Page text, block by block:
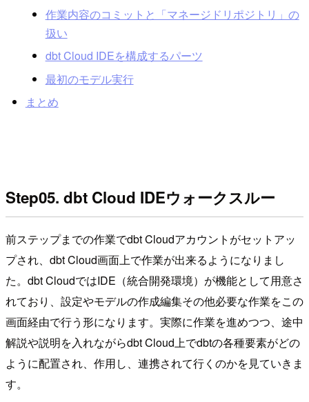
作業内容のコミットと「マネージドリポジトリ」の
扱い
dbt Cloud IDEを構成するパーツ
最初のモデル実行
まとめ
Step05. dbt Cloud IDEウォークスルー
前ステップまでの作業でdbt Cloudアカウントがセットアッ
プされ、dbt Cloud画面上で作業が出来るようになりまし
た。dbt CloudではIDE（統合開発環境）が機能として用意さ
れており、設定やモデルの作成編集その他必要な作業をこの
画面経由で行う形になります。実際に作業を進めつつ、途中
解説や説明を入れながらdbt Cloud上でdbtの各種要素がどの
ように配置され、作用し、連携されて行くのかを見ていきま
す。